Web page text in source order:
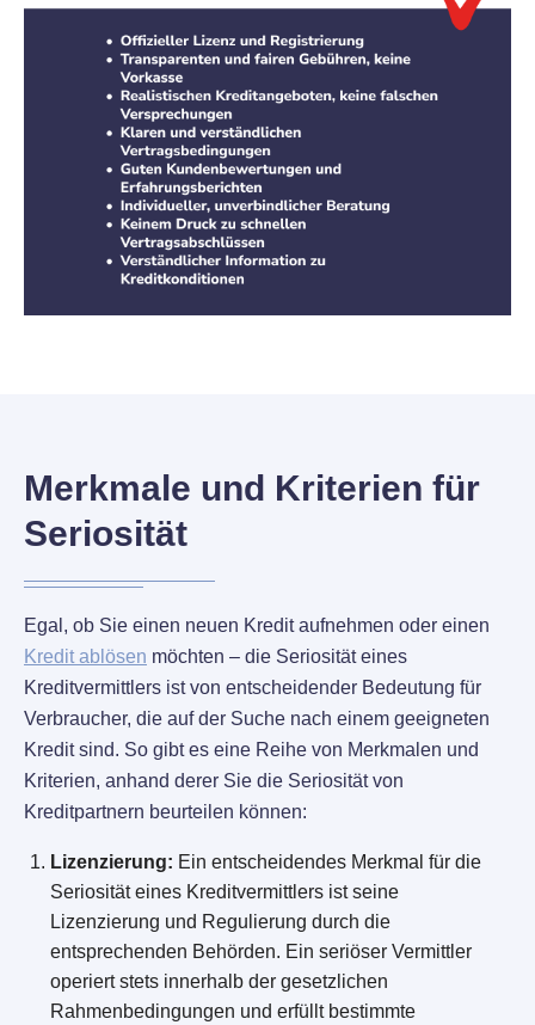
Merkmale und Kriterien für
Seriosität
Egal, ob Sie einen neuen Kredit aufnehmen oder einen
Kredit ablösen möchten – die Seriosität eines
Kreditvermittlers ist von entscheidender Bedeutung für
Verbraucher, die auf der Suche nach einem geeigneten
Kredit sind. So gibt es eine Reihe von Merkmalen und
Kriterien, anhand derer Sie die Seriosität von
Kreditpartnern beurteilen können:
Lizenzierung: Ein entscheidendes Merkmal für die
Seriosität eines Kreditvermittlers ist seine
Lizenzierung und Regulierung durch die
entsprechenden Behörden. Ein seriöser Vermittler
operiert stets innerhalb der gesetzlichen
Rahmenbedingungen und erfüllt bestimmte